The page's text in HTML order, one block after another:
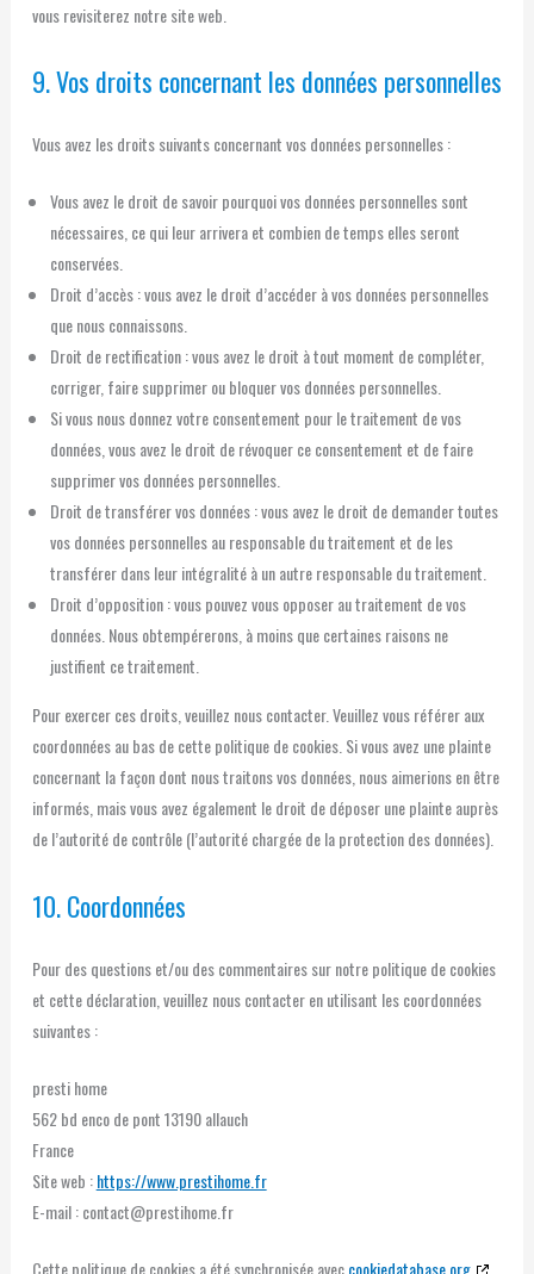
vous revisiterez notre site web.
9. Vos droits concernant les données personnelles
Vous avez les droits suivants concernant vos données personnelles :
Vous avez le droit de savoir pourquoi vos données personnelles sont
nécessaires, ce qui leur arrivera et combien de temps elles seront
conservées.
Droit d’accès : vous avez le droit d’accéder à vos données personnelles
que nous connaissons.
Droit de rectification : vous avez le droit à tout moment de compléter,
corriger, faire supprimer ou bloquer vos données personnelles.
Si vous nous donnez votre consentement pour le traitement de vos
données, vous avez le droit de révoquer ce consentement et de faire
supprimer vos données personnelles.
Droit de transférer vos données : vous avez le droit de demander toutes
vos données personnelles au responsable du traitement et de les
transférer dans leur intégralité à un autre responsable du traitement.
Droit d’opposition : vous pouvez vous opposer au traitement de vos
données. Nous obtempérerons, à moins que certaines raisons ne
justifient ce traitement.
Pour exercer ces droits, veuillez nous contacter. Veuillez vous référer aux
coordonnées au bas de cette politique de cookies. Si vous avez une plainte
concernant la façon dont nous traitons vos données, nous aimerions en être
informés, mais vous avez également le droit de déposer une plainte auprès
de l’autorité de contrôle (l’autorité chargée de la protection des données).
10. Coordonnées
Pour des questions et/ou des commentaires sur notre politique de cookies
et cette déclaration, veuillez nous contacter en utilisant les coordonnées
suivantes :
presti home
562 bd enco de pont 13190 allauch
France
Site web :https://www.prestihome.fr
E-mail :contact@prestihome.fr